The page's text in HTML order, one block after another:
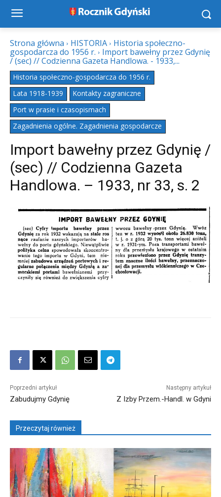
Strona główna HISTORIA
Historia społeczno-
gospodarcza do 1956 r.
Import bawełny przez Gdynię
/ (sec) // Codzienna Gazeta Handlowa. - 1933,...
Historia społeczno-gospodarcza do 1956 r.
Lata 1918-1939
Kontakty zagraniczne
Port w prasie i czasopismach
Zagadnienia ogólne. Zagadnienia gospodarcze
Import bawełny przez Gdynię /
(sec) // Codzienna Gazeta
Handlowa. – 1933, nr 33, s. 2
Poprzedni artykuł
Zabudujmy Gdynię
Następny artykuł
Z Izby Przem.-Handl. w Gdyni
Przeczytaj również